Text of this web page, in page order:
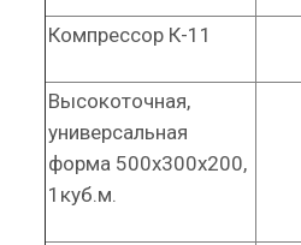
Компрессор К-11
Высокоточная,
универсальная
форма 500х300х200,
1куб.м.